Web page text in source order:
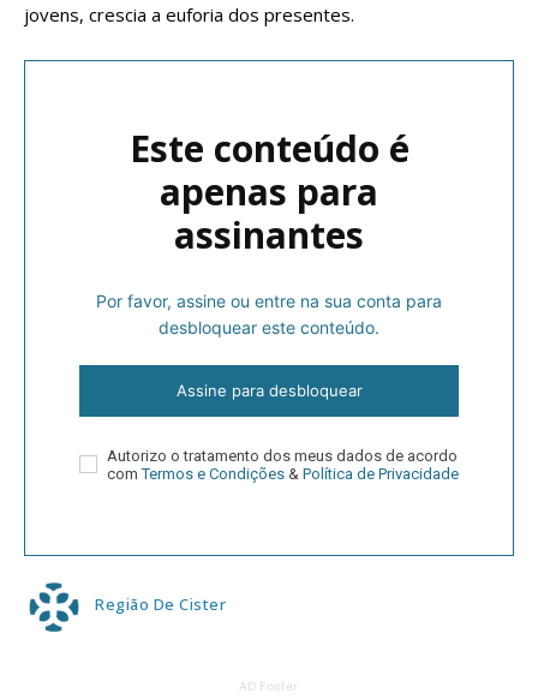
jovens, crescia a euforia dos presentes.
Este conteúdo é
apenas para
assinantes
Por favor, assine ou entre na sua conta para
desbloquear este conteúdo.
Assine para desbloquear
Autorizo o tratamento dos meus dados de acordo
comTermos e Condições & Política de Privacidade
Região De Cister
AD Footer